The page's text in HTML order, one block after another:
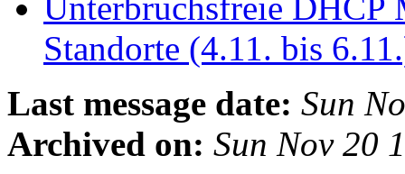
Unterbruchsfreie DHCP
Standorte (4.11. bis
Last message date: Sun
Archived on: Sun Nov 20